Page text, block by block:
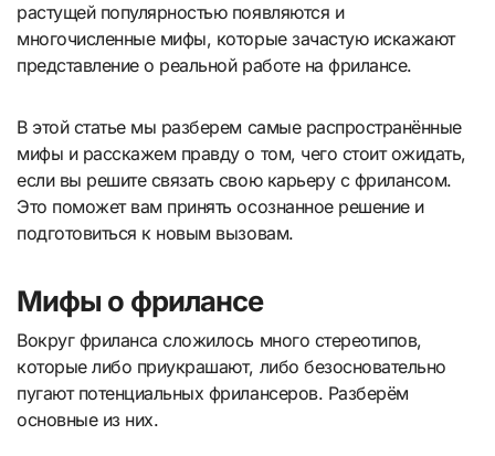
растущей популярностью появляются и
многочисленные мифы, которые зачастую искажают
представление о реальной работе на фрилансе.
В этой статье мы разберем самые распространённые
мифы и расскажем правду о том, чего стоит ожидать,
если вы решите связать свою карьеру с фрилансом.
Это поможет вам принять осознанное решение и
подготовиться к новым вызовам.
Мифы о фрилансе
Вокруг фриланса сложилось много стереотипов,
которые либо приукрашают, либо безосновательно
пугают потенциальных фрилансеров. Разберём
основные из них.